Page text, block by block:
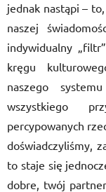
jednak nastąpi –
naszej
indywidualny
kręgu
naszego
wszystkiego
percypowanych
doświadczyliśmy,
to staje się
dobre, twój